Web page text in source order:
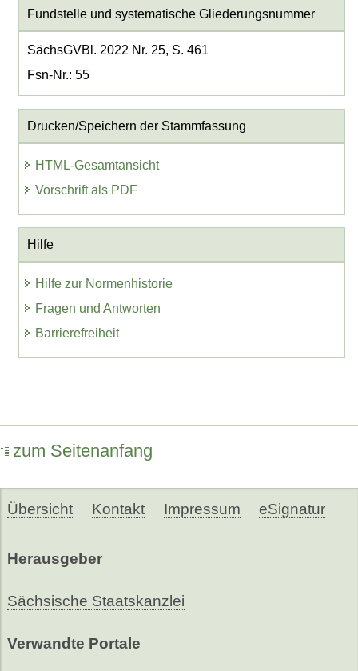
Fundstelle und systematische Gliederungsnummer
SächsGVBl. 2022 Nr. 25, S. 461
Fsn-Nr.: 55
Drucken/Speichern der Stammfassung
HTML-Gesamtansicht
Vorschrift als PDF
Hilfe
Hilfe zur Normenhistorie
Fragen und Antworten
Barrierefreiheit
zum Seitenanfang
Übersicht Kontakt Impressum eSignatur
Herausgeber
Sächsische Staatskanzlei
Verwandte Portale